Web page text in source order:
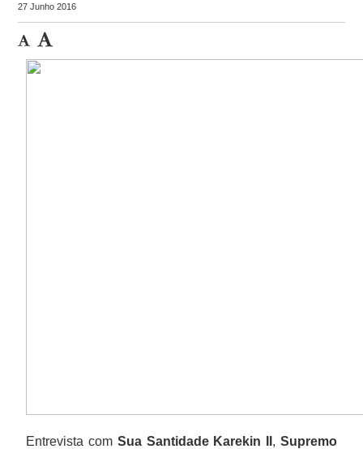
27 Junho 2016
Entrevista com Sua Santidade Karekin II , Supremo